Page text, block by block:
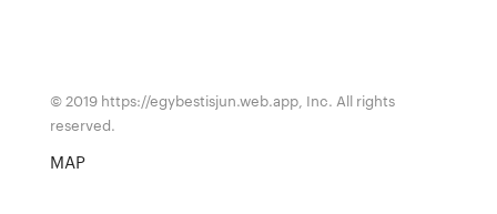
© 2019 https://egybestisjun.web.app, Inc. All rights
reserved.
MAP